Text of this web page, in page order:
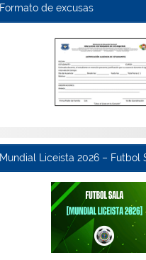
Formato de excusas
Mundial Liceista 2026 – Futbol